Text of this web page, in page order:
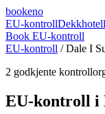
bookeno
EU-kontrollDekkhotell
Book EU-kontroll
EU-kontroll /Dale I
2 godkjente
EU-kontroll i